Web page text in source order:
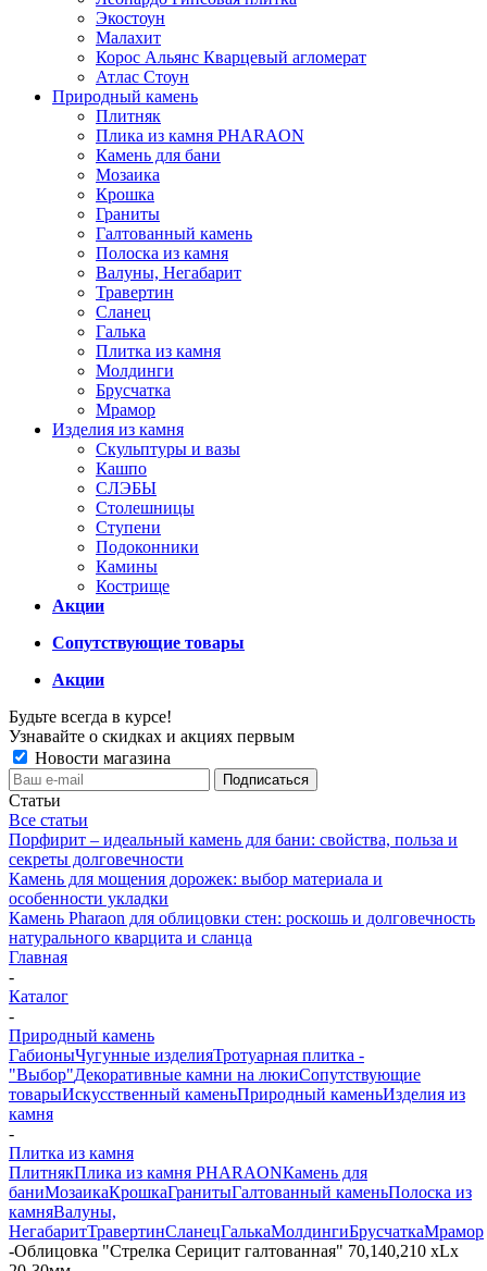
Экостоун
Малахит
Корос Альянс Кварцевый агломерат
Атлас Стоун
Природный камень
Плитняк
Плика из камня PHARAON
Камень для бани
Мозаика
Крошка
Граниты
Галтованный камень
Полоска из камня
Валуны, Негабарит
Травертин
Сланец
Галька
Плитка из камня
Молдинги
Брусчатка
Мрамор
Изделия из камня
Скульптуры и вазы
Кашпо
СЛЭБЫ
Столешницы
Ступени
Подоконники
Камины
Кострище
Акции
Сопутствующие товары
Акции
Будьте всегда в курсе!
Узнавайте о скидках и акциях первым
Новости магазина
Статьи
Все статьи
Порфирит – идеальный камень для бани: свойства, польза и
секреты долговечности
Камень для мощения дорожек: выбор материала и
особенности укладки
Камень Pharaon для облицовки стен: роскошь и долговечность
натурального кварцита и сланца
Главная
-
Каталог
-
Природный камень
ГабионыЧугунные изделияТротуарная плитка -
"Выбор"Декоративные камни на люкиСопутствующие
товарыИскусственный каменьПриродный каменьИзделия из
камня
-
Плитка из камня
ПлитнякПлика из камня PHARAONКамень для
баниМозаикаКрошкаГранитыГалтованный каменьПолоска из
камняВалуны,
НегабаритТравертинСланецГалькаМолдингиБрусчаткаМрамор
-Облицовка "Стрелка Серицит галтованная" 70,140,210 хLх